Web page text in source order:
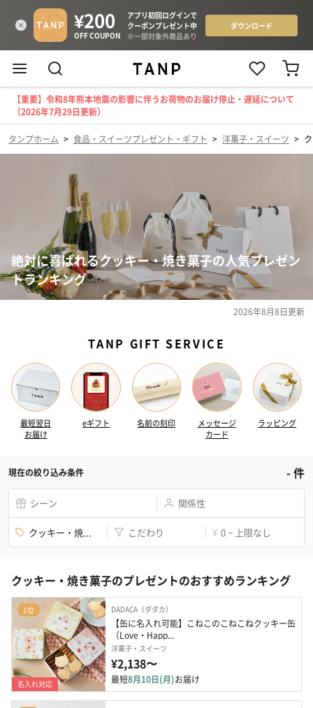
【重要】令和8年熊本地震の影響に伴うお荷物のお届け停止・遅延について
（2026年7月29日更新）
タンプホーム > 食品・スイーツプレゼント・ギフト > 洋菓子・スイーツ >
絶対に喜ばれるクッキー・焼き菓子の人気プレゼン
トランキング
2026年8月8日更新
TANP GIFT SERVICE
最短翌日
お届け
eギフト 名前の刻印
メッセージ
カード
ラッピング
現在の絞り込み条件 -件
シーン 関係性
クッキー・焼... こだわり ¥ 0 ~ 上限なし
クッキー・焼き菓子のプレゼントのおすすめランキング
1位
名入れ対応
DADACA（ダダカ）
【缶に名入れ可能】こねこのこねこねクッキー缶
（Love・Happ...
洋菓子・スイーツ
¥2,138〜
最短8月10日(月)お届け